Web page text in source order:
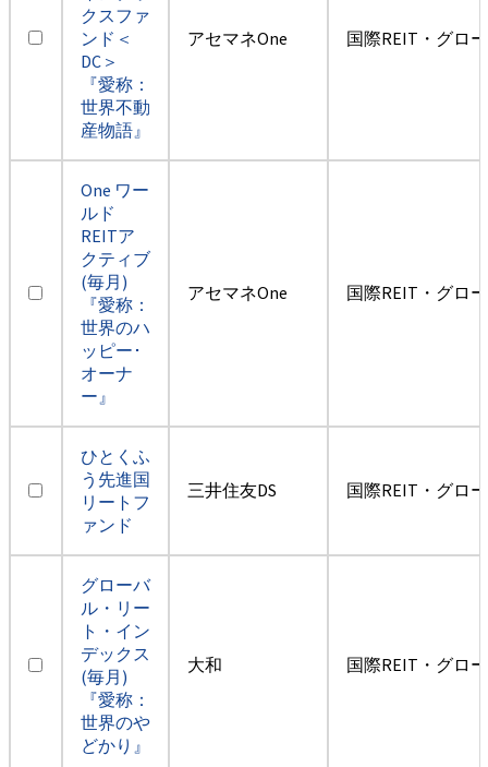
クスファ
ンド＜
DC＞
『愛称：
世界不動
産物語』
アセマネOne 国際REIT・グロ
One ワー
ルド
REITア
クティブ
(毎月)
『愛称：
世界のハ
ッピー･
オーナ
ー』
アセマネOne 国際REIT・グロ
ひとくふ
う先進国
リートフ
ァンド
三井住友DS 国際REIT・グロ
グローバ
ル・リー
ト・イン
デックス
(毎月)
『愛称：
世界のや
どかり』
大和 国際REIT・グロ